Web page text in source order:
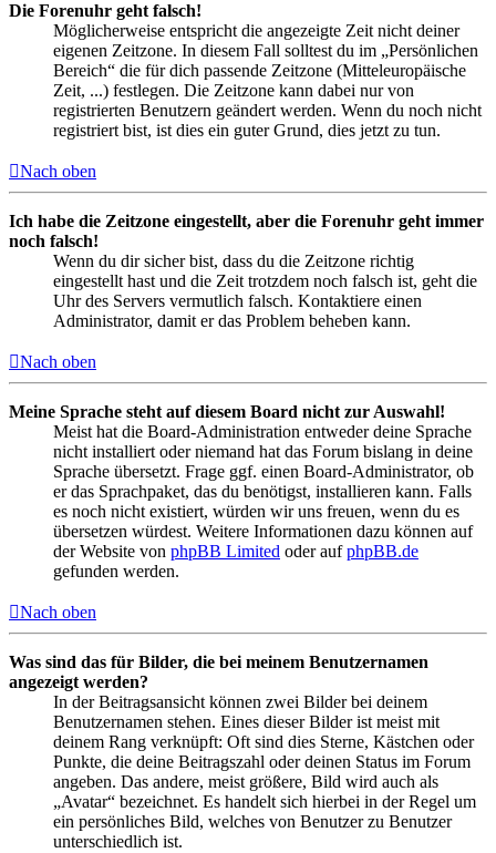
Die Forenuhr geht falsch!
Möglicherweise entspricht die angezeigte Zeit nicht deiner
eigenen Zeitzone. In diesem Fall solltest du im „Persönlichen
Bereich“ die für dich passende Zeitzone (Mitteleuropäische
Zeit, ...) festlegen. Die Zeitzone kann dabei nur von
registrierten Benutzern geändert werden. Wenn du noch nicht
registriert bist, ist dies ein guter Grund, dies jetzt zu tun.
Nach oben
Ich habe die Zeitzone eingestellt, aber die Forenuhr geht immer
noch falsch!
Wenn du dir sicher bist, dass du die Zeitzone richtig
eingestellt hast und die Zeit trotzdem noch falsch ist, geht die
Uhr des Servers vermutlich falsch. Kontaktiere einen
Administrator, damit er das Problem beheben kann.
Nach oben
Meine Sprache steht auf diesem Board nicht zur Auswahl!
Meist hat die Board-Administration entweder deine Sprache
nicht installiert oder niemand hat das Forum bislang in deine
Sprache übersetzt. Frage ggf. einen Board-Administrator, ob
er das Sprachpaket, das du benötigst, installieren kann. Falls
es noch nicht existiert, würden wir uns freuen, wenn du es
übersetzen würdest. Weitere Informationen dazu können auf
der Website von phpBB Limited oder aufphpBB.de
gefunden werden.
Nach oben
Was sind das für Bilder, die bei meinem Benutzernamen
angezeigt werden?
In der Beitragsansicht können zwei Bilder bei deinem
Benutzernamen stehen. Eines dieser Bilder ist meist mit
deinem Rang verknüpft: Oft sind dies Sterne, Kästchen oder
Punkte, die deine Beitragszahl oder deinen Status im Forum
angeben. Das andere, meist größere, Bild wird auch als
„Avatar“ bezeichnet. Es handelt sich hierbei in der Regel um
ein persönliches Bild, welches von Benutzer zu Benutzer
unterschiedlich ist.